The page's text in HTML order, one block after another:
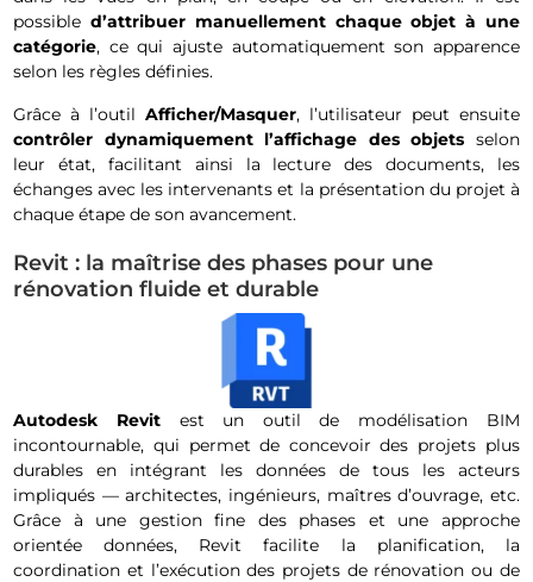
possible d’attribuer manuellement chaque objet à une
catégorie, ce qui ajuste automatiquement son apparence
selon les règles définies.
Grâce à l’outil Afficher/Masquer, l’utilisateur peut ensuite
contrôler dynamiquement l’affichage des objets selon
leur état, facilitant ainsi la lecture des documents, les
échanges avec les intervenants et la présentation du projet à
chaque étape de son avancement.
Revit : la maîtrise des phases pour une
rénovation fluide et durable
Autodesk Revitest un outil de modélisation BIM
incontournable, qui permet de concevoir des projets plus
durables en intégrant les données de tous les acteurs
impliqués — architectes, ingénieurs, maîtres d’ouvrage, etc.
Grâce à une gestion fine des phases et une approche
orientée données, Revit facilite la planification, la
coordination et l’exécution des projets de rénovation ou de